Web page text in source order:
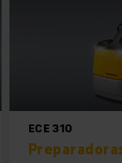
1,0t